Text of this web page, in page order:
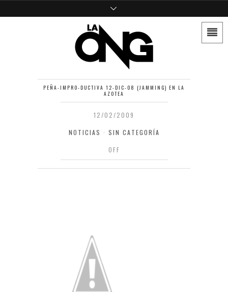
PEÑA-IMPRO-DUCTIVA 12-DIC-08 (JAMMING) EN LA
AZOTEA
12/02/2009
NOTICIAS · SIN CATEGORÍA
OFF